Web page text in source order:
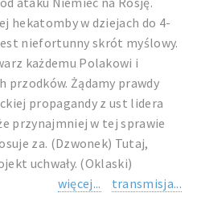
hekatomby w dziejach do 4-
niefortunny skrót myślowy.
każdemu Polakowi i
przodków. Żądamy prawdy
propagandy z ust lidera
przynajmniej w tej sprawie
za. (Dzwonek) Tutaj,
uchwały. (Oklaski)
więcej...
transmisja...